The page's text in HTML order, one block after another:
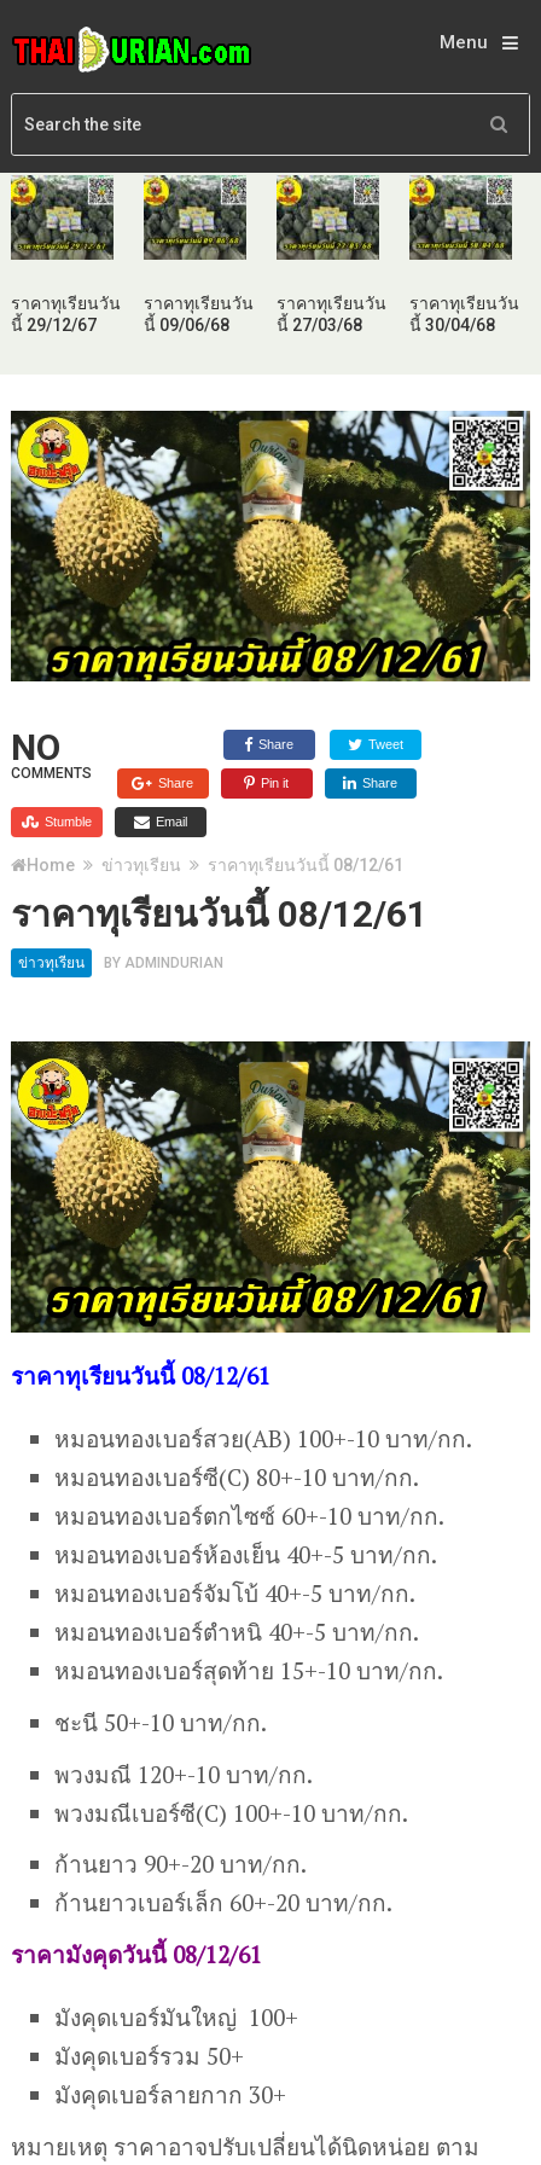
Menu
ราคาทุเรียนวัน
นี้ 29/12/67
ราคาทุเรียนวัน
นี้ 09/06/68
ราคาทุเรียนวัน
นี้ 27/03/68
ราคาทุเรียนวัน
นี้ 30/04/68
NO
COMMENTS
Share Tweet
Share Pin it Share
Stumble Email
Home ข่าวทุเรียน ราคาทุเรียนวันนี้ 08/12/61
ราคาทุเรียนวันนี้ 08/12/61
ข่าวทุเรียน BY ADMINDURIAN
ราคาทุเรียนวันนี้ 08/12/61
หมอนทองเบอร์สวย(AB) 100+-10 บาท/กก.
หมอนทองเบอร์ซี(C) 80+-10 บาท/กก.
หมอนทองเบอร์ตกไซซ์ 60+-10 บาท/กก.
หมอนทองเบอร์ห้องเย็น 40+-5 บาท/กก.
หมอนทองเบอร์จัมโบ้ 40+-5 บาท/กก.
หมอนทองเบอร์ตำหนิ 40+-5 บาท/กก.
หมอนทองเบอร์สุดท้าย 15+-10 บาท/กก.
ชะนี 50+-10 บาท/กก.
พวงมณี 120+-10 บาท/กก.
พวงมณีเบอร์ซี(C) 100+-10 บาท/กก.
ก้านยาว 90+-20 บาท/กก.
ก้านยาวเบอร์เล็ก 60+-20 บาท/กก.
ราคามังคุดวันนี้ 08/12/61
มังคุดเบอร์มันใหญ่ 100+
มังคุดเบอร์รวม 50+
มังคุดเบอร์ลายกาก 30+
หมายเหตุ ราคาอาจปรับเปลี่ยนได้นิดหน่อย ตาม